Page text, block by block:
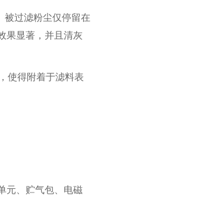
被过滤粉尘仅停留在
果显著，并且清灰
使得附着于滤料表
元、贮气包、电磁